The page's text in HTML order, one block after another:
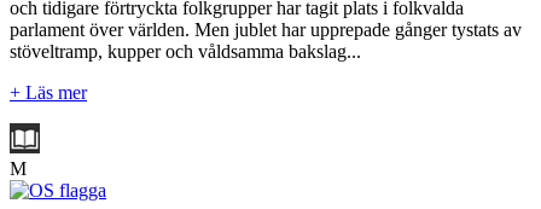
och tidigare förtryckta folkgrupper har tagit plats i folkvalda
parlament över världen. Men jublet har upprepade gånger tystats av
stöveltramp, kupper och våldsamma bakslag...
+ Läs mer
M